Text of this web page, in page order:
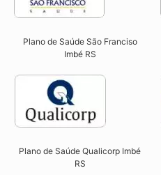
Plano de Saúde São Franciso
Imbé RS​
Plano de Saúde Qualicorp Imbé
RS​